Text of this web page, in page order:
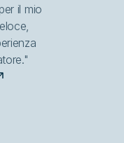
il mio